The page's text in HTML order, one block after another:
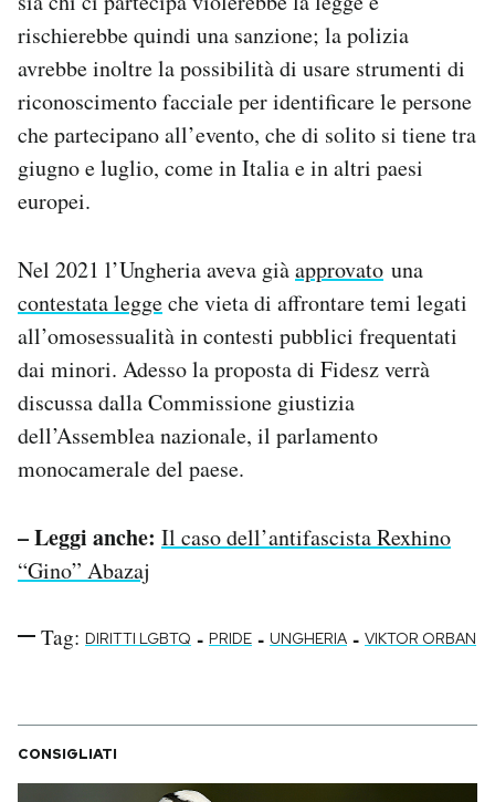
rischierebbe quindi una sanzione; la polizia
avrebbe inoltre la possibilità di usare strumenti di
riconoscimento facciale per identificare le persone
che partecipano all’evento, che di solito si tiene tra
giugno e luglio, come in Italia e in altri paesi
europei.
Nel 2021 l’Ungheria aveva giàapprovato una
contestata leggeche vieta di affrontare temi legati
all’omosessualità in contesti pubblici frequentati
dai minori. Adesso la proposta di Fidesz verrà
discussa dalla Commissione giustizia
dell’Assemblea nazionale, il parlamento
monocamerale del paese.
– Leggi anche: Il caso dell’antifascista Rexhino
“Gino” Abazaj
Tag: DIRITTI LGBTQ - PRIDE - UNGHERIA - VIKTOR ORBAN
CONSIGLIATI